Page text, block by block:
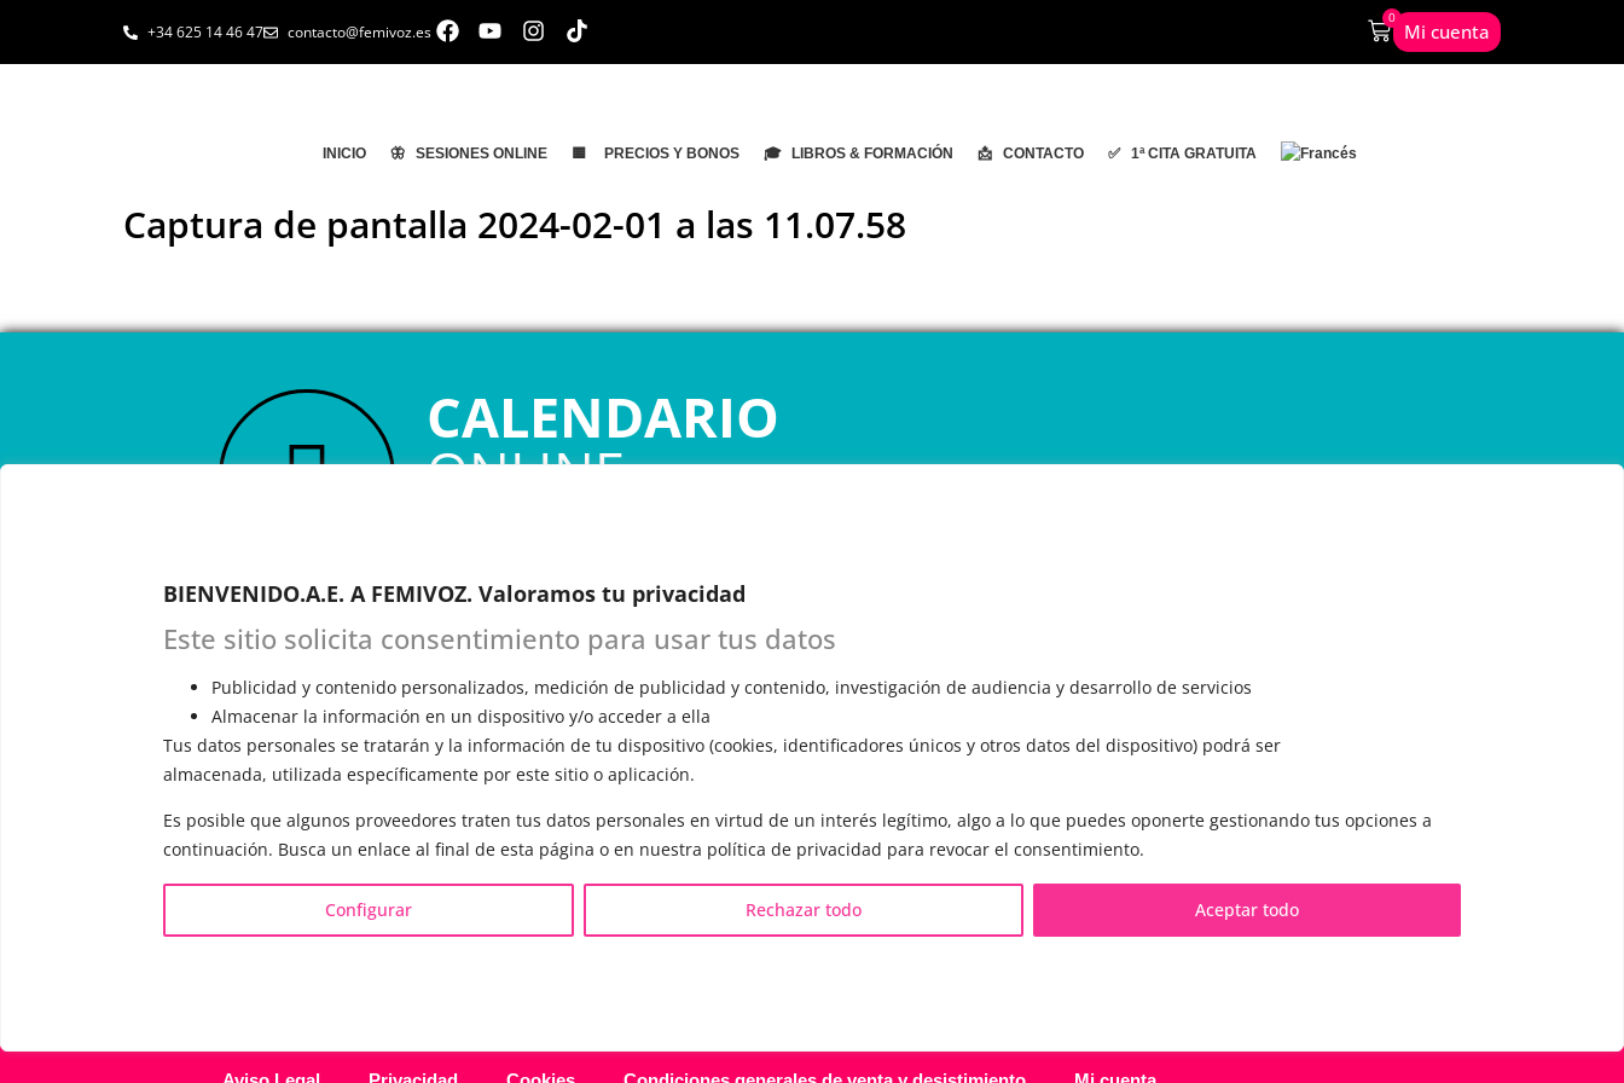
BIENVENIDO.A.E. A FEMIVOZ. Valoramos tu privacidad
Este sitio solicita consentimiento para usar tus datos
Publicidad y contenido personalizados, medición de publicidad y contenido, investigación de audiencia y desarrollo de servicios
Almacenar la información en un dispositivo y/o acceder a ella
Tus datos personales se tratarán y la información de tu dispositivo (cookies, identificadores únicos y otros datos del dispositivo) podrá ser
almacenada, utilizada específicamente por este sitio o aplicación.
Es posible que algunos proveedores traten tus datos personales en virtud de un interés legítimo, algo a lo que puedes oponerte gestionando tus opciones a
continuación. Busca un enlace al final de esta página o en nuestra política de privacidad para revocar el consentimiento.
Configurar Rechazar todo Aceptar todo
+34 625 14 46 47 contacto@femivoz.es
0
Mi cuenta
INICIO 🦋 SESIONES ONLINE 🟨 PRECIOS Y BONOS 🎓 LIBROS & FORMACIÓN 📩 CONTACTO ✅ 1ª CITA GRATUITA
Captura de pantalla 2024-02-01 a las 11.07.58
CALENDARIO
ONLINE
explicará cómo funciona el entrenamiento vocal y
responderá a todas tus preguntas.
INFORMACIÓN
¿Quién es Mariela Astudillo?
💰 Precios y Bonos
❓ Preguntas Frecuentes
VOCES LGBTQIA+ 🏳️‍🌈
▪️ Feminización de la voz
▪️ Masculinización de la voz
▪️ Dualización de la voz
▪️ Caracterización de la voz
▪️ Voz virilizada por esteroides
▪️ Modificación del acento
🟥 CIRUGÍA: Glotoplastia
✅Pide tu CITA ONLINE
Email :
contacto@femivoz.es